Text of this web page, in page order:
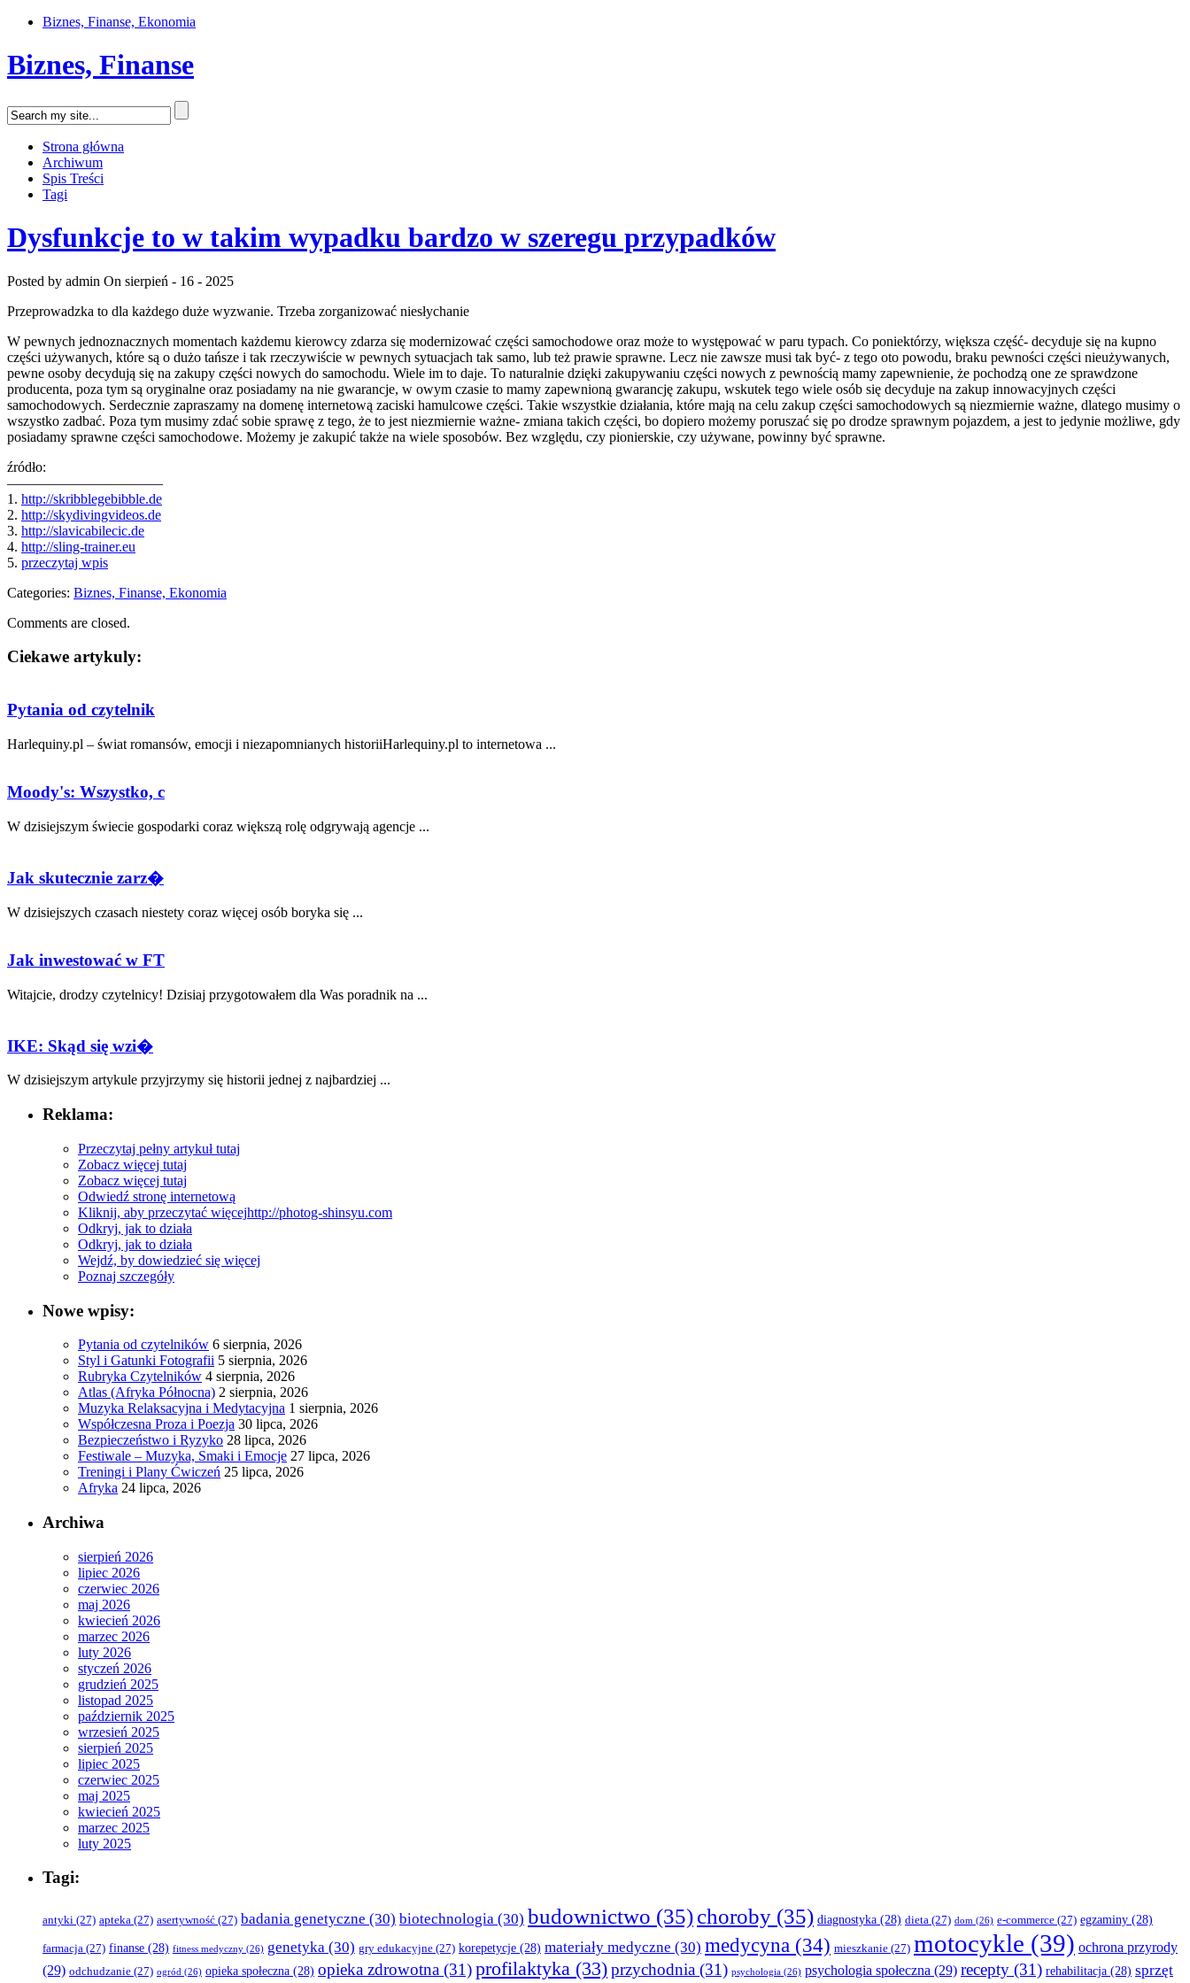
Biznes, Finanse, Ekonomia
Biznes, Finanse
Strona główna
Archiwum
Spis Treści
Tagi
Dysfunkcje to w takim wypadku bardzo w szeregu przypadków
Posted by admin On sierpień - 16 - 2025
Przeprowadzka to dla każdego duże wyzwanie. Trzeba zorganizować niesłychanie
W pewnych jednoznacznych momentach każdemu kierowcy zdarza się modernizować części samochodowe oraz może to występować w paru typach. Co poniektórzy, większa część- decyduje się na kupno
części używanych, które są o dużo tańsze i tak rzeczywiście w pewnych sytuacjach tak samo, lub też prawie sprawne. Lecz nie zawsze musi tak być- z tego oto powodu, braku pewności części nieużywanych,
pewne osoby decydują się na zakupy części nowych do samochodu. Wiele im to daje. To naturalnie dzięki zakupywaniu części nowych z pewnością mamy zapewnienie, że pochodzą one ze sprawdzone
producenta, poza tym są oryginalne oraz posiadamy na nie gwarancje, w owym czasie to mamy zapewnioną gwarancję zakupu, wskutek tego wiele osób się decyduje na zakup innowacyjnych części
samochodowych. Serdecznie zapraszamy na domenę internetową zaciski hamulcowe części. Takie wszystkie działania, które mają na celu zakup części samochodowych są niezmiernie ważne, dlatego musimy o
wszystko zadbać. Poza tym musimy zdać sobie sprawę z tego, że to jest niezmiernie ważne- zmiana takich części, bo dopiero możemy poruszać się po drodze sprawnym pojazdem, a jest to jedynie możliwe, gdy
posiadamy sprawne części samochodowe. Możemy je zakupić także na wiele sposobów. Bez względu, czy pionierskie, czy używane, powinny być sprawne.
źródło:
———————————
1. http://skribblegebibble.de
2. http://skydivingvideos.de
3. http://slavicabilecic.de
4. http://sling-trainer.eu
5. przeczytaj wpis
Categories: Biznes, Finanse, Ekonomia
Comments are closed.
Ciekawe artykuly:
Pytania od czytelnik
Harlequiny.pl – świat romansów, emocji i niezapomnianych historiiHarlequiny.pl to internetowa ...
Moody's: Wszystko, c
W dzisiejszym świecie gospodarki coraz większą rolę odgrywają agencje ...
Jak skutecznie zarz�
W dzisiejszych czasach niestety coraz więcej osób boryka się⁤ ...
Jak inwestować w FT
Witajcie, drodzy czytelnicy!⁤ Dzisiaj przygotowałem dla Was poradnik⁣ na ...
IKE: Skąd się wzi�
W dzisiejszym artykule przyjrzymy się⁢ historii jednej z najbardziej ...
Reklama:
Przeczytaj pełny artykuł tutaj
Zobacz więcej tutaj
Zobacz więcej tutaj
Odwiedź stronę internetową
Kliknij, aby przeczytać więcejhttp://photog-shinsyu.com
Odkryj, jak to działa
Odkryj, jak to działa
Wejdź, by dowiedzieć się więcej
Poznaj szczegóły
Nowe wpisy:
Pytania od czytelników 6 sierpnia, 2026
Styl i Gatunki Fotografii 5 sierpnia, 2026
Rubryka Czytelników 4 sierpnia, 2026
Atlas (Afryka Północna) 2 sierpnia, 2026
Muzyka Relaksacyjna i Medytacyjna 1 sierpnia, 2026
Współczesna Proza i Poezja 30 lipca, 2026
Bezpieczeństwo i Ryzyko 28 lipca, 2026
Festiwale – Muzyka, Smaki i Emocje 27 lipca, 2026
Treningi i Plany Ćwiczeń 25 lipca, 2026
Afryka 24 lipca, 2026
Archiwa
sierpień 2026
lipiec 2026
czerwiec 2026
maj 2026
kwiecień 2026
marzec 2026
luty 2026
styczeń 2026
grudzień 2025
listopad 2025
październik 2025
wrzesień 2025
sierpień 2025
lipiec 2025
czerwiec 2025
maj 2025
kwiecień 2025
marzec 2025
luty 2025
Tagi:
antyki (27) apteka (27) asertywność (27) badania genetyczne (30) biotechnologia (30) budownictwo (35)choroby (35) diagnostyka (28) dieta (27) dom (26) e-commerce (27) egzaminy (28)
farmacja (27) finanse (28) fitness medyczny (26) genetyka (30) gry edukacyjne (27) korepetycje (28) materiały medyczne (30) medycyna (34) mieszkanie (27) motocykle (39) ochrona przyrody
(29) odchudzanie (27) ogród (26) opieka społeczna (28) opieka zdrowotna (31)profilaktyka (33)przychodnia (31) psychologia (26) psychologia społeczna (29) recepty (31) rehabilitacja (28) sprzęt